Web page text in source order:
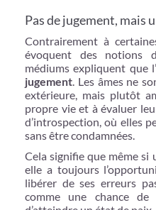
Pas de jugement, mais
Contrairement à
évoquent des notions
médiums expliquent que
jugement. Les âmes ne
extérieure, mais plutôt
propre vie et à évaluer
d’introspection, où elles
sans être condamnées.
Cela signifie que même si
elle a toujours
libérer de ses erreurs
comme une chance